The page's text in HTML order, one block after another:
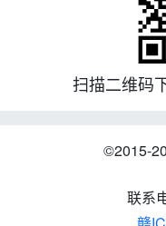
扫描二维码
©2015-
联系